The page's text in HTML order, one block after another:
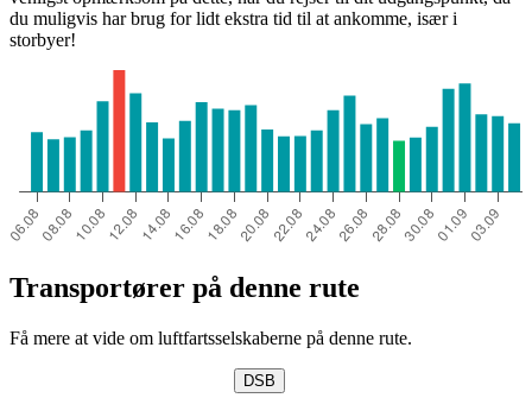
du muligvis har brug for lidt ekstra tid til at ankomme, især i
storbyer!
Transportører på denne rute
Få mere at vide om luftfartsselskaberne på denne rute.
DSB